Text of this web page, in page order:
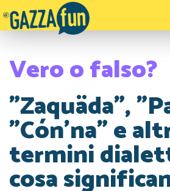
Vero o falso?
"Zaquäda",
"Cón’na" e
termini
cosa